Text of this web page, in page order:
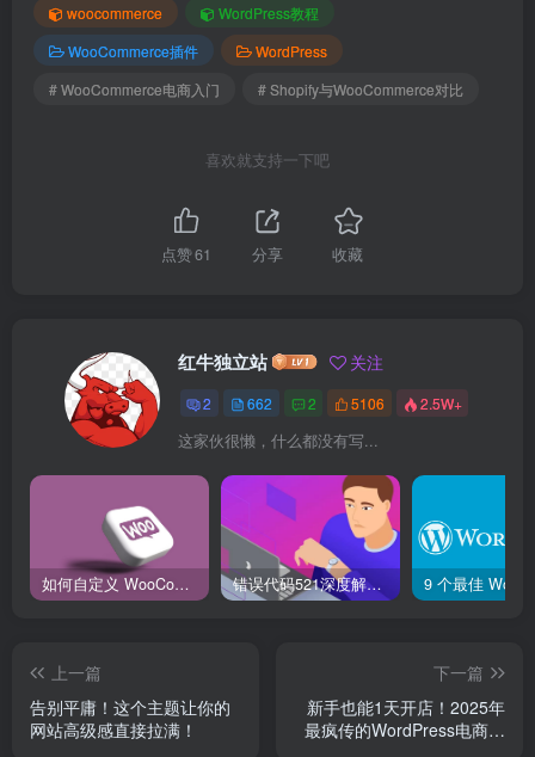
woocommerce
WordPress教程
WooCommerce插件
WordPress
# WooCommerce电商入门
# Shopify与WooCommerce对比
喜欢就支持一下吧
点赞61 分享 收藏
红牛独立站 关注
2 662 2 5106 2.5W+
这家伙很懒，什么都没有写...
如何自定义 WooCommerce 购物车页面：详细指南 错误代码521深度解析：什么是“Web服务器宕机”？它和502、504有何不同？
上一篇
告别平庸！这个主题让你的
网站高级感直接拉满！
下一篇
新手也能1天开店！2025年
最疯传的WordPress电商插